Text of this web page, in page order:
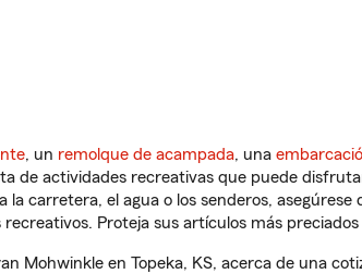
, un remolque de acampada, una
de actividades recreativas que puede
la carretera, el agua o los senderos,
Proteja sus artículos más
Mohwinkle en Topeka, KS, acerca de una